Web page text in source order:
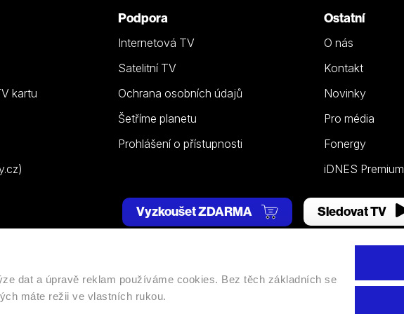
dat a úpravě reklam používáme cookies. Bez těch základních se
máte režii ve vlastních rukou.
kartu
Podpora
Internetová TV
Satelitní TV
Ochrana osobních údajů
Šetříme planetu
Prohlášení o přístupnosti
Ostatní
O nás
Kontakt
Novinky
Pro média
Fonergy
iDNES Premium
Vyzkoušet ZDARMA Sledovat TV
práva vyhrazena. |Nastavení cookies